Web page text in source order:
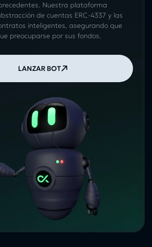
Nuestra plataforma
de cuentas ERC-4337 y las
inteligentes, asegurando que
preocuparse por sus fondos.
LANZAR BOT